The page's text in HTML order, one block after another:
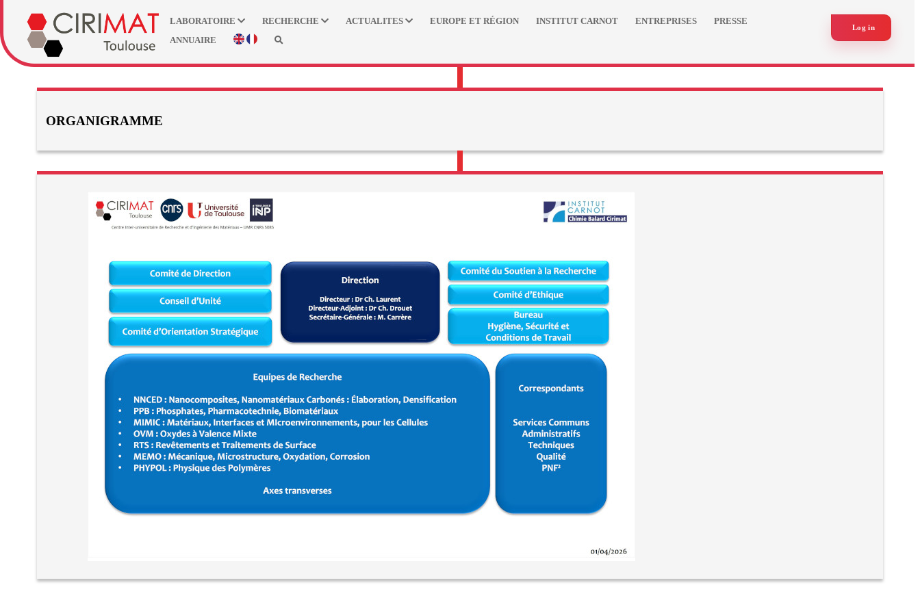
LABORATOIRE RECHERCHE ACTUALITES EUROPE ET RÉGION INSTITUT CARNOT ENTREPRISES
PRESSE
ANNUAIRE
Log in
ORGANIGRAMME